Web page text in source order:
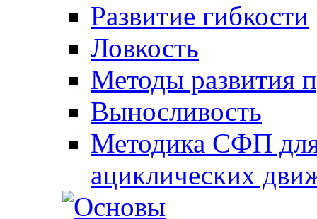
Развитие гибкости
Ловкость
Методы развития
Выносливость
Методика СФП для
ациклических